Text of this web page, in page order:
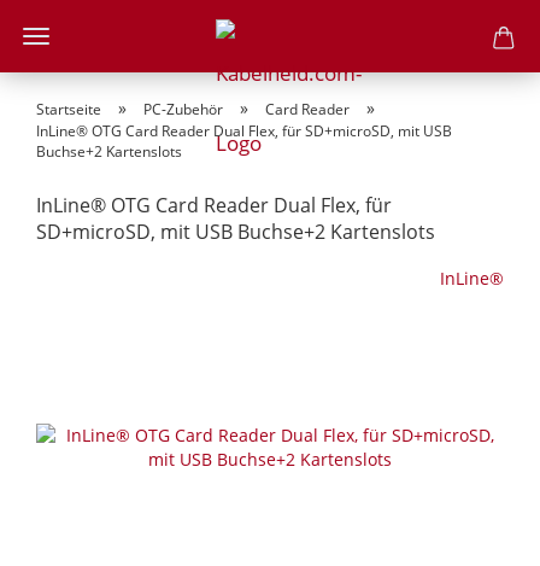
Startseite » PC-Zubehör » Card Reader »
InLine® OTG Card Reader Dual Flex, für SD+microSD, mit USB
Buchse+2 Kartenslots
InLine® OTG Card Reader Dual Flex, für
SD+microSD, mit USB Buchse+2 Kartenslots
InLine®